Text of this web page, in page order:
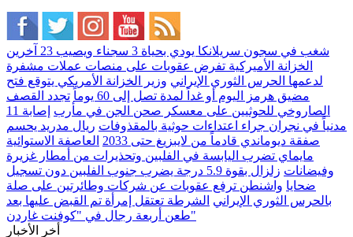
شغب في سجون سريلانكا يودي بحياة 3 سجناء ويصيب 23 آخرين
الخزانة الأميركية تفرض عقوبات على منصات عملات مشفرة
لدعمها الحرس الثوري الإيراني وزير الخزانة الأمريكي يتوقع فتح
مضيق هرمز اليوم أو غداً لمدة تصل إلى 60 يوماً
تجدد القصف
الصاروخي للحوثيين على معسكر صحن الجن في مأرب
إصابة 11
مدنياً في نجران جراء اعتداءات حوثية بالمقذوفات ريال مدريد يحسم
صفقة ديوماندي قادماً من لايبزيغ حتى 2033
العاصفة الاستوائية
مايماي تضرب اليابسة في الفلبين وتحذيرات من أمطار غزيرة
وفيضانات
زلزال بقوة 5.9 درجة يضرب جنوب الفلبين دون تسجيل
ضحايا واشنطن ترفع عقوبات عن شركات وطائرتين على صلة
بالحرس الثوري الإيراني الشرطة تعتقل إمرأة تم القبض عليها بعد
طعن أربعة رجال في "كوفنت غاردن"
أخر الأخبار